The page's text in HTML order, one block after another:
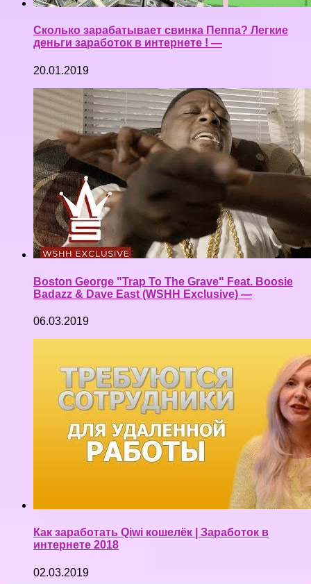
Сколько зарабатывает свинка Пеппа? Легкие
деньги заработок в интернете ! —
20.01.2019
Boston George "Trap To The Grave" Feat. Boosie
Badazz & Dave East (WSHH Exclusive) —
06.03.2019
Как заработать Qiwi кошелёк | Заработок в
интернете 2018
02.03.2019